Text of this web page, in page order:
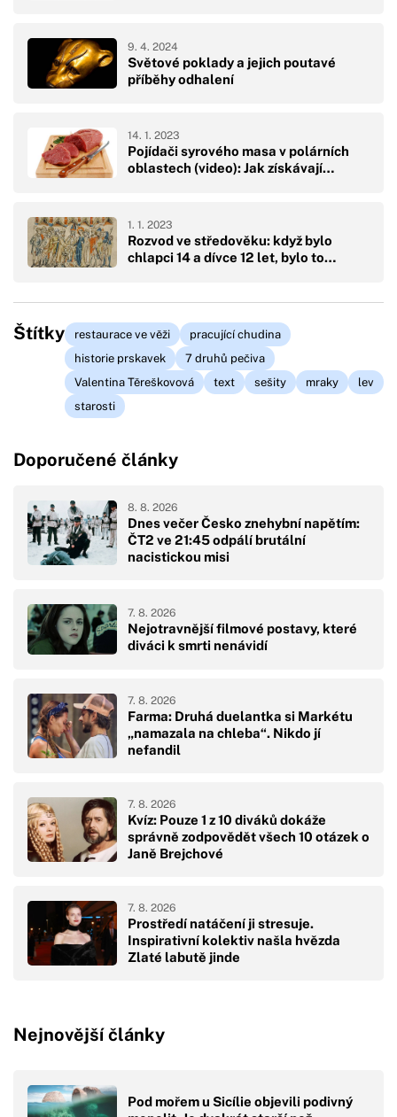
Světové poklady a jejich poutavé
příběhy odhalení
9. 4. 2024
Pojídači syrového masa v polárních
oblastech (video): Jak získávají…
14. 1. 2023
Rozvod ve středověku: když bylo
chlapci 14 a dívce 12 let, bylo to…
1. 1. 2023
Štítky restaurace ve věži
pracující chudina
historie prskavek
7 druhů pečiva
Valentina Těreškovová
text sešity mraky
lev
starosti
Doporučené články
Dnes večer Česko znehybní napětím:
ČT2 ve 21:45 odpálí brutální
nacistickou misi
8. 8. 2026
Nejotravnější filmové postavy, které
diváci k smrti nenávidí
7. 8. 2026
Farma: Druhá duelantka si Markétu
„namazala na chleba“. Nikdo jí
nefandil
7. 8. 2026
Kvíz: Pouze 1 z 10 diváků dokáže
správně zodpovědět všech 10 otázek o
Janě Brejchové
7. 8. 2026
Prostředí natáčení ji stresuje.
Inspirativní kolektiv našla hvězda
Zlaté labutě jinde
7. 8. 2026
Nejnovější články
Pod mořem u Sicílie objevili podivný